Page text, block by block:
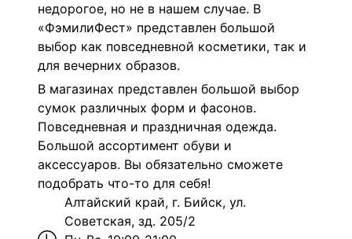
недорогое, но не в нашем случае. В
«ФэмилиФест» представлен большой
выбор как повседневной косметики, так и
для вечерних образов.
В магазинах представлен большой выбор
сумок различных форм и фасонов.
Повседневная и праздничная одежда.
Большой ассортимент обуви и
аксессуаров. Вы обязательно сможете
подобрать что-то для себя!
Алтайский край, г. Бийск, ул.
Советская, зд. 205/2